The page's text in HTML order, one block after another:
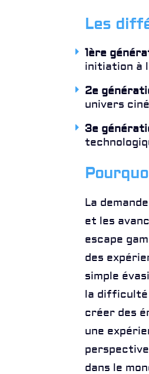
Les
1ère
initiation à
2e
univers
3e
La
et les
escape
des
simple
la difficulté
créer des
une
dans le